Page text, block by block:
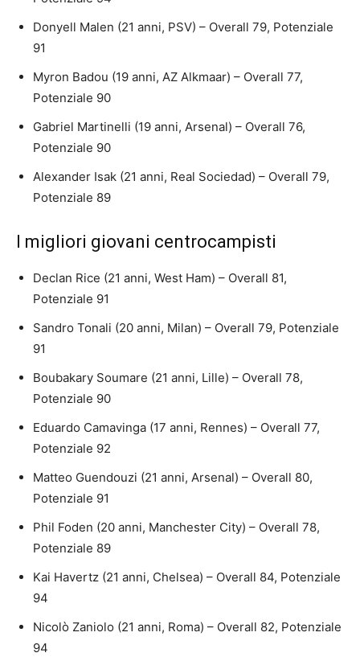
Donyell Malen (21 anni, PSV) – Overall 79, Potenziale
91
Myron Badou (19 anni, AZ Alkmaar) – Overall 77,
Potenziale 90
Gabriel Martinelli (19 anni, Arsenal) – Overall 76,
Potenziale 90
Alexander Isak (21 anni, Real Sociedad) – Overall 79,
Potenziale 89
I migliori giovani centrocampisti
Declan Rice (21 anni, West Ham) – Overall 81,
Potenziale 91
Sandro Tonali (20 anni, Milan) – Overall 79, Potenziale
91
Boubakary Soumare (21 anni, Lille) – Overall 78,
Potenziale 90
Eduardo Camavinga (17 anni, Rennes) – Overall 77,
Potenziale 92
Matteo Guendouzi (21 anni, Arsenal) – Overall 80,
Potenziale 91
Phil Foden (20 anni, Manchester City) – Overall 78,
Potenziale 89
Kai Havertz (21 anni, Chelsea) – Overall 84, Potenziale
94
Nicolò Zaniolo (21 anni, Roma) – Overall 82, Potenziale
94